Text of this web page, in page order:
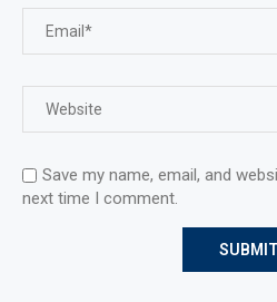
Save my name, email, and
next time I comment.